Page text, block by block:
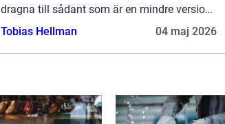
dragna till sådant som är en mindre version
av något vi är vana vi...
Tobias Hellman 04 maj 2026